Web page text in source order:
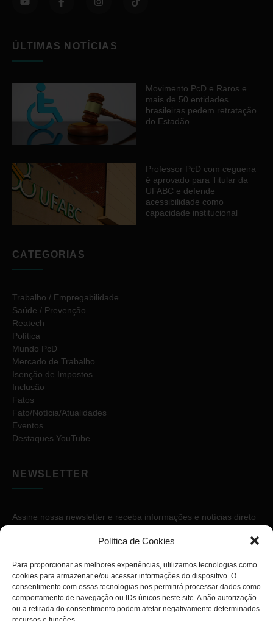
Política de Cookies
Para proporcionar as melhores experiências, utilizamos tecnologias como
cookies para armazenar e/ou acessar informações do dispositivo. O
consentimento com essas tecnologias nos permitirá processar dados como
comportamento de navegação ou IDs únicos neste site. A não autorização
ou a retirada do consentimento podem afetar negativamente determinados
ÚLTIMAS NOTÍCIAS
Movimento PcD e Raros e
mais de 50 entidades
brasileiras pedem retratação
do Estadão
Professor PcD com cegueira
é aprovado para Titular da
UFABC e defende
acessibilidade como
capacidade institucional
CATEGORIAS
Trabalho / Empregabilidade
Saúde / Prevenção
Reatech
Política
Mundo PcD
Mercado de Trabalho
Isenção de Impostos
Inclusão
Fatos
Fato/Notícia/Atualidades
Eventos
Destaques YouTube
NEWSLETTER
Assine nossa newsletter e receba informações e notícias direto